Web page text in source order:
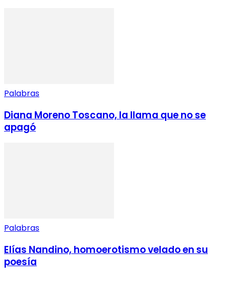
Palabras
Diana Moreno Toscano, la llama que no se
apagó
Palabras
Elías Nandino, homoerotismo velado en su
poesía